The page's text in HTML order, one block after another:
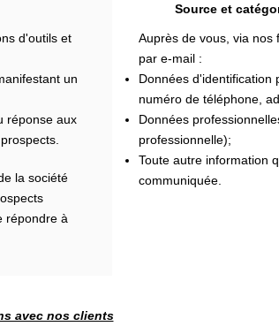
d'outils et
un
réponse aux
la société
répondre à
Source et
Auprès de vous, via nos
par e-mail :
Données d'identification
numéro de téléphone,
Données
professionnelle);
Toute autre information
communiquée.
avec nos clients